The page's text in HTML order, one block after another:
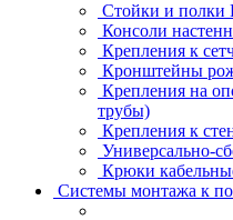
Стойки и
Консоли
Крепления к
Кронштейны
Крепления на
трубы)
Крепления к
Универсально-
Крюки
Системы монтажа к